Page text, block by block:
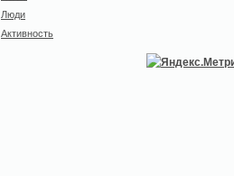
Люди
Активность